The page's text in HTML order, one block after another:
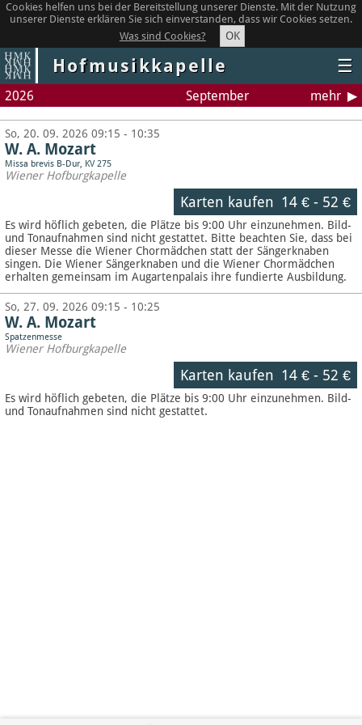
Cookies helfen uns bei der Bereitstellung unserer Dienste. Mit der Nutzung
unserer Dienste erklären Sie sich einverstanden, dass wir Cookies setzen.
Was sind Cookies?
OK
Hofmusikkapelle ☰
2026 September mehr
So, 20. 09. 2026 09:15 - 10:35
W. A. Mozart
Missa brevis B-Dur, KV 275
Wiener Hofburgkapelle
Karten kaufen 14 €- 52 €
Es wird höflich gebeten, die Plätze bis 9:00 Uhr einzunehmen. Bild-
und Tonaufnahmen sind nicht gestattet. Bitte beachten Sie, dass bei
dieser Messe die Wiener Chormädchen statt der Sängerknaben
singen. Die Wiener Sängerknaben und die Wiener Chormädchen
erhalten gemeinsam im Augartenpalais ihre fundierte Ausbildung.
So, 27. 09. 2026 09:15 - 10:25
W. A. Mozart
Spatzenmesse
Wiener Hofburgkapelle
Karten kaufen 14 €- 52 €
Es wird höflich gebeten, die Plätze bis 9:00 Uhr einzunehmen. Bild-
und Tonaufnahmen sind nicht gestattet.